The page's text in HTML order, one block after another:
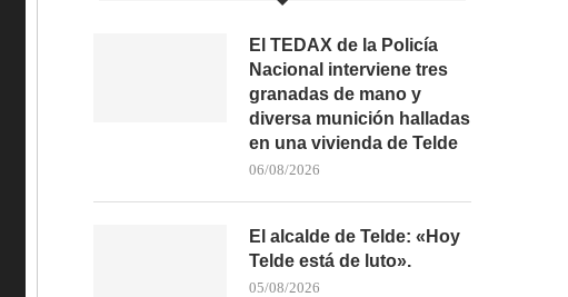
El TEDAX de la Policía
Nacional interviene tres
granadas de mano y
diversa munición halladas
en una vivienda de Telde
06/08/2026
El alcalde de Telde: «Hoy
Telde está de luto».
05/08/2026